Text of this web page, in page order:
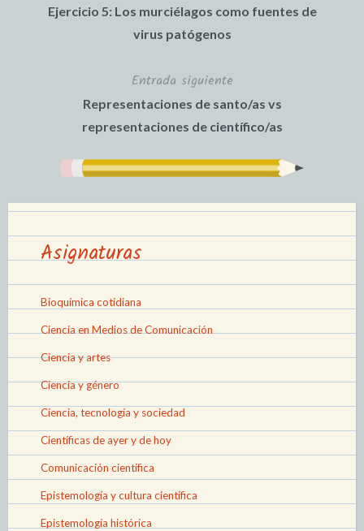
Ejercicio 5: Los murciélagos como fuentes de
virus patógenos
Entrada siguiente
Representaciones de santo/as vs
representaciones de científico/as
Asignaturas
Bioquímica cotidiana
Ciencia en Medios de Comunicación
Ciencia y artes
Ciencia y género
Ciencia, tecnología y sociedad
Científicas de ayer y de hoy
Comunicación científica
Epistemología y cultura científica
Epistemología histórica